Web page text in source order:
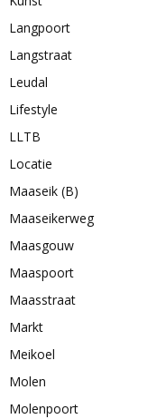
Langpoort
Langstraat
Leudal
Lifestyle
LLTB
Locatie
Maaseik (B)
Maaseikerweg
Maasgouw
Maaspoort
Maasstraat
Markt
Meikoel
Molen
Molenpoort